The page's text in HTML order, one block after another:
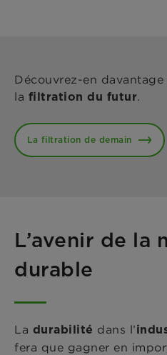
Découvrez-en
la filtration du futur.
La filtration de demain
L’avenir de la
durable
La durabilité dans l’
fera que gagner en